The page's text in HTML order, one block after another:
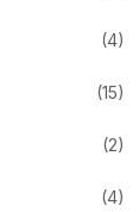
(4)
(15)
(2)
(4)